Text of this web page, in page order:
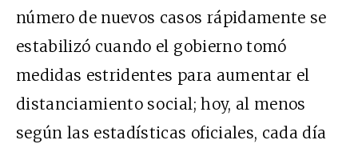
número de nuevos casos rápidamente se
estabilizó cuando el gobierno tomó
medidas estridentes para aumentar el
distanciamiento social; hoy, al menos
según las estadísticas oficiales, cada día